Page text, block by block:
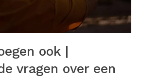
ook |
vragen over een